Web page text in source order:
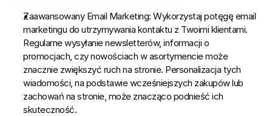
Zaawansowany Email Marketing: Wykorzystaj potęgę email
marketingu do utrzymywania kontaktu z Twoimi klientami.
Regularne wysyłanie newsletterów, informacji o
promocjach, czy nowościach w asortymencie może
znacznie zwiększyć ruch na stronie. Personalizacja tych
wiadomości, na podstawie wcześniejszych zakupów lub
zachowań na stronie, może znacząco podnieść ich
skuteczność.